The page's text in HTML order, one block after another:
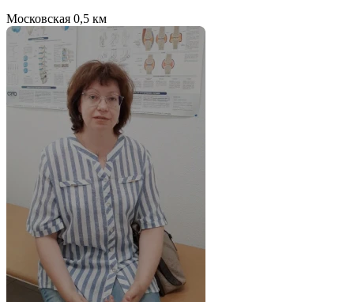
Московская 0,5 км